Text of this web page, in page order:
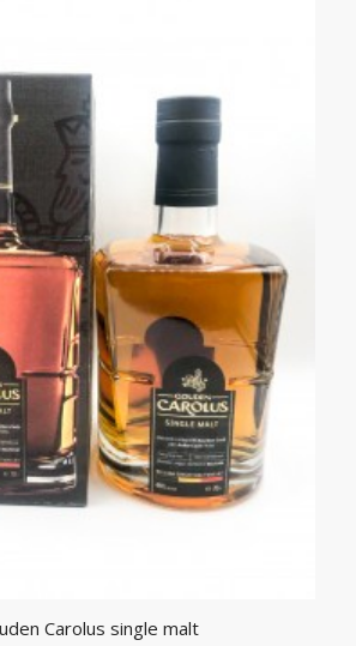
Carolus single malt